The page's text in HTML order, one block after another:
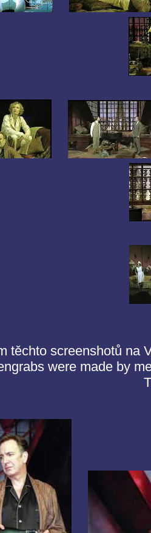
těchto screenshotů na
were made by